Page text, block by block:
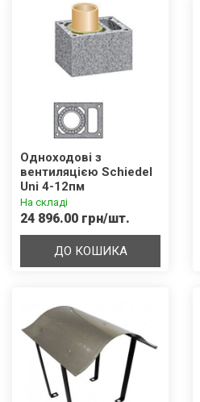
Одноходові з
вентиляцією Schiedel
Uni 4-12пм
На складі
24 896.00 грн/шт.
ДО КОШИКА